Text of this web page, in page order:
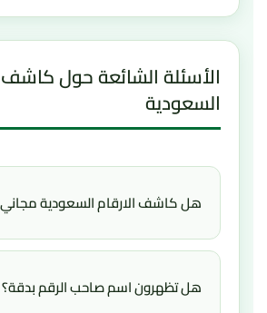
الأسئلة الشائعة حول كاشف
السعودية
هل كاشف الارقام السعودية
نعم،كاشف الارقام السعودية
نمبروزو. لا نطلب أي رسوم أو
رقم سعودي بدون حدود يومية وبدون
هل تظهرون اسم صاحب الرقم بدقة؟